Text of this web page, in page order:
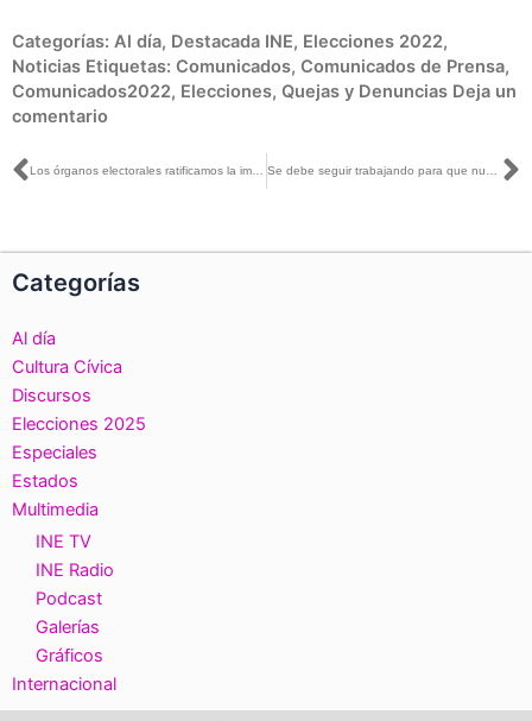
Categorías: Al día, Destacada INE, Elecciones 2022,
Noticias Etiquetas: Comunicados, Comunicados de Prensa,
Comunicados2022, Elecciones, Quejas y Denuncias Deja un
comentario
Ant
Categorías
Al día
Cultura Cívica
Discursos
Elecciones 2025
Especiales
Estados
Multimedia
INE TV
INE Radio
Podcast
Galerías
Gráficos
Internacional